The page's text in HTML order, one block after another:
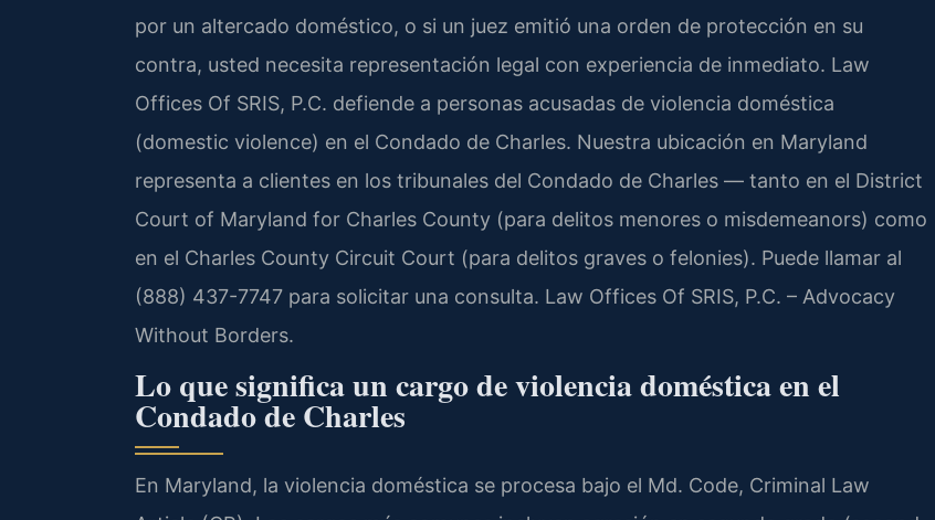
por un altercado doméstico, o si un juez emitió una orden de protección en su
contra, usted necesita representación legal con experiencia de inmediato. Law
Offices Of SRIS, P.C. defiende a personas acusadas de violencia doméstica
(domestic violence) en el Condado de Charles. Nuestra ubicación en Maryland
representa a clientes en los tribunales del Condado de Charles — tanto en el District
Court of Maryland for Charles County (para delitos menores o misdemeanors) como
en el Charles County Circuit Court (para delitos graves o felonies). Puede llamar al
(888) 437-7747 para solicitar una consulta. Law Offices Of SRIS, P.C. – Advocacy
Without Borders.
Lo que significa un cargo de violencia doméstica en el
Condado de Charles
En Maryland, la violencia doméstica se procesa bajo el Md. Code, Criminal Law